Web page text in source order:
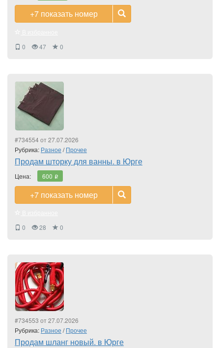
+7 показать номер
0
47 0
#734554 от 27.07.2026
Рубрика: Разное /Прочее
Продам шторку для ванны. в Юрге
Цена: 600 i
+7 показать номер
0
28 0
#734553 от 27.07.2026
Рубрика: Разное /Прочее
Продам шланг новый. в Юрге